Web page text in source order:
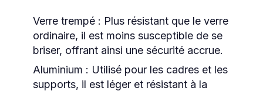
Verre trempé : Plus résistant que le verre
ordinaire, il est moins susceptible de se
briser, offrant ainsi une sécurité accrue.
Aluminium : Utilisé pour les cadres et les
supports, il est léger et résistant à la